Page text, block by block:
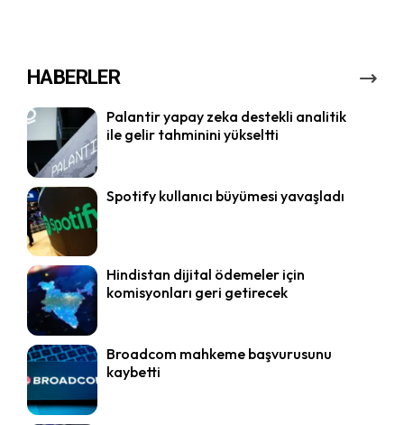
HABERLER
Palantir yapay zeka destekli analitik
ile gelir tahminini yükseltti
Spotify kullanıcı büyümesi yavaşladı
Hindistan dijital ödemeler için
komisyonları geri getirecek
Broadcom mahkeme başvurusunu
kaybetti